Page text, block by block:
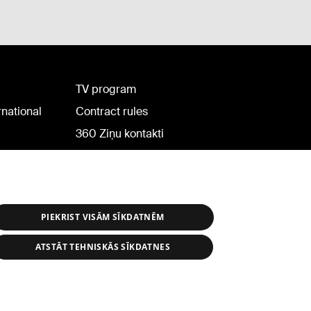
TV program
Contract rules
360 Ziņu kontakti
PIEKRIST VISĀM SĪKDATNĒM
ATSTĀT TEHNISKĀS SĪKDATNES